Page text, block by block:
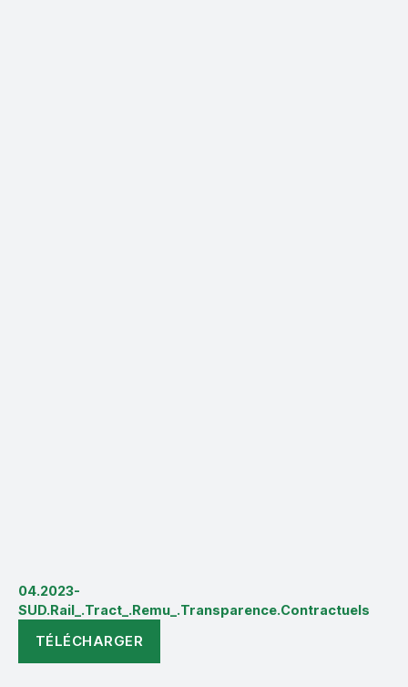
04.2023-
SUD.Rail_.Tract_.Remu_.Transparence.Contractuels
TÉLÉCHARGER